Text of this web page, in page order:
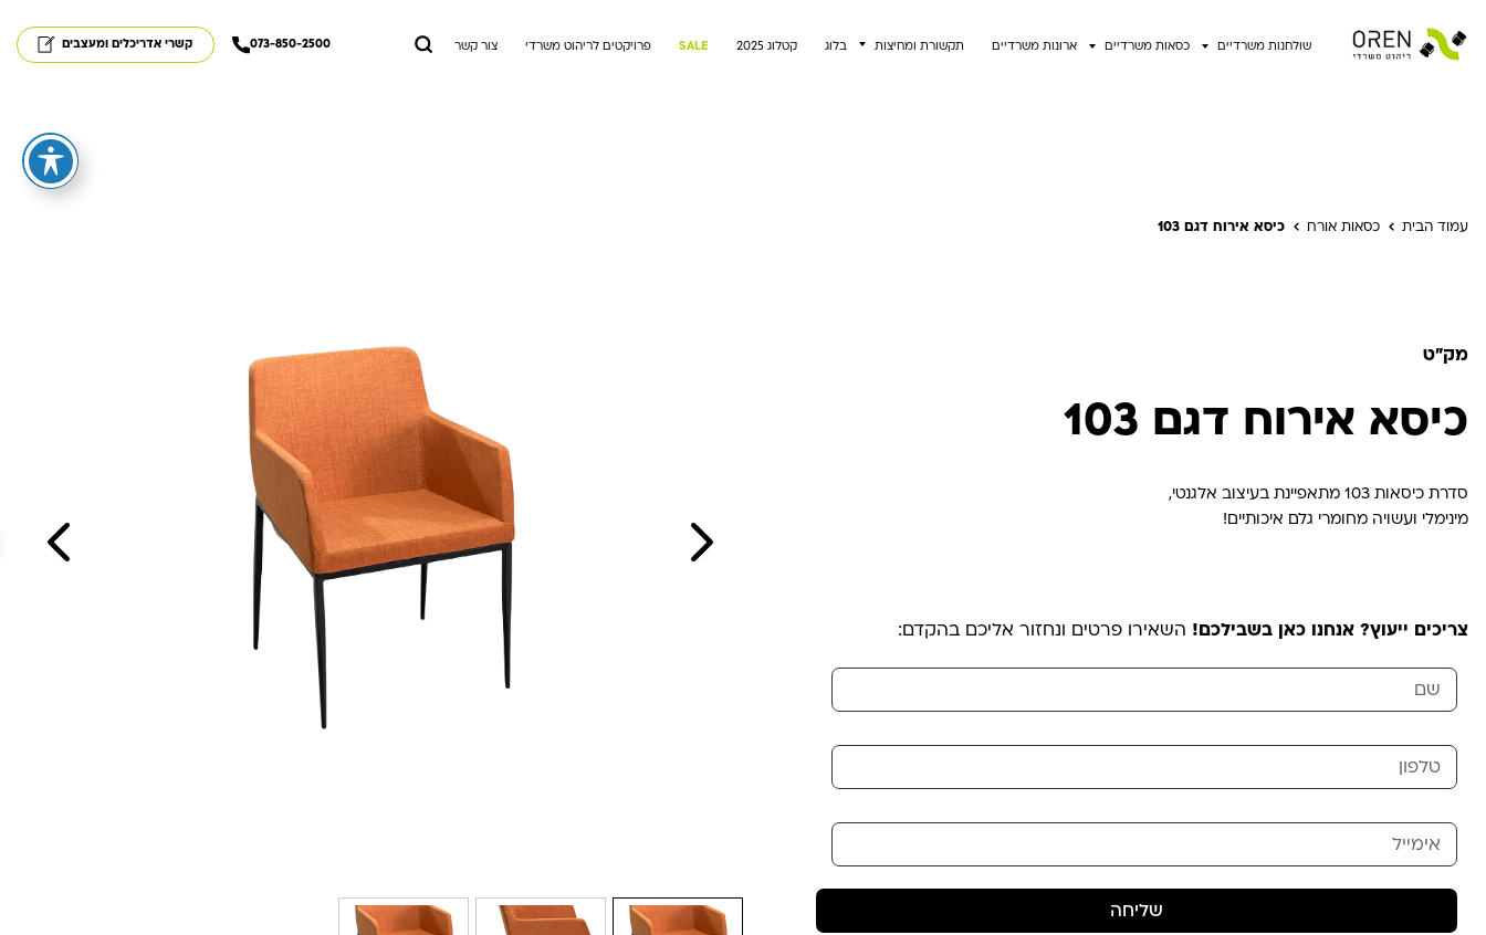
שולחנות משרדיים כסאות משרדיים ארונות משרדיים תקשורת ומחיצות בלוג קטלוג 2025 SALE פרויקטים לריהוט משרדי צור קשר קשרי אדריכלים ומעצבים 073-850-2500
עמוד הבית כסאות אורח כיסא אירוח דגם 103
מק"ט
כיסא אירוח דגם 103
סדרת כיסאות 103 מתאפיינת בעיצוב אלגנטי,
מינימלי ועשויה מחומרי גלם איכותיים!
צריכים ייעוץ? אנחנו כאן בשבילכם! השאירו פרטים ונחזור אליכם בהקדם:
שליחה